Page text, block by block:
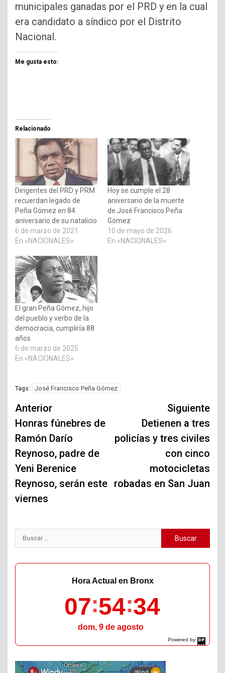
municipales ganadas por el PRD y en la cual
era candidato a síndico por el Distrito
Nacional.
Me gusta esto:
Relacionado
Dirigentes del PRD y PRM
recuerdan legado de
Peña Gómez en 84
aniversario de su natalicio
6 de marzo de 2021
En «NACIONALES»
Hoy se cumple el 28
aniversario de la muerte
de José Francisco Peña
Gómez
10 de mayo de 2026
En «NACIONALES»
El gran Peña Gómez, hijo
del pueblo y verbo de la
democracia, cumpliría 88
años
6 de marzo de 2025
En «NACIONALES»
Tags: José Francisco Peña Gómez
Navegación
de
entradas
Anterior
Honras fúnebres de
Ramón Darío
Reynoso, padre de
Yeni Berenice
Reynoso, serán este
viernes
Siguiente
Detienen a tres
policías y tres civiles
con cinco
motocicletas
robadas en San Juan
Buscar:
Powered by
DaysPedia.com
Hora Actual en Bronx
07 54 35
dom, 9 de agosto